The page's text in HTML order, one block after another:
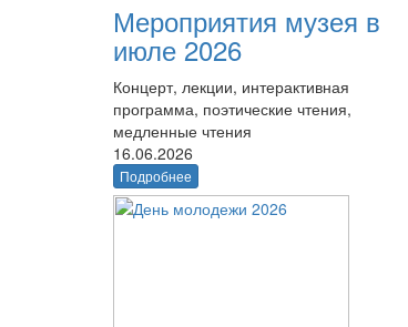
Мероприятия музея в
июле 2026
Концерт, лекции, интерактивная
программа, поэтические чтения,
медленные чтения
16.06.2026
Подробнее